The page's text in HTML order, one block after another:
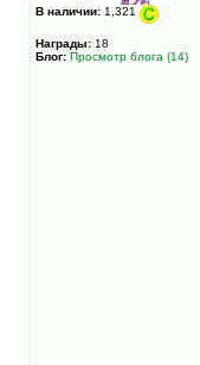
В наличии: 1,321
Награды: 18
Блог: Просмотр блога (14)